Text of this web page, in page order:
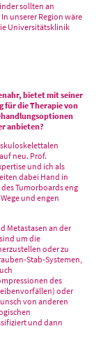
sollten an
unserer Region wäre
Universitätsklinik
bietet mit seiner
für die Therapie von
anbieten?
neu. Prof.
und ich als
dabei Hand in
Tumorboards eng
und engen
Metastasen an der
um die
oder zu
Stab-Systemen,
des
oder
von anderen
und dann